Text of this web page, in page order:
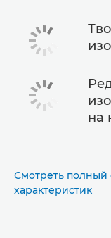
на
Смотреть полный
характеристик